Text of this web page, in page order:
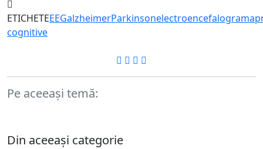
ETICHETEEEGalzheimerParkinsonelectroencefalograma
cognitive
Pe aceeași temă:
Din aceeași categorie